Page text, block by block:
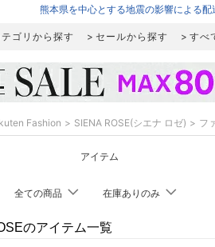
熊本県を中心とする地震の影響による
テゴリから探す セールから探す すべ
Fashion SIENA ROSE(シエナ ロゼ) フ
アイテム
全ての商品 在庫ありのみ
のアイテム一覧